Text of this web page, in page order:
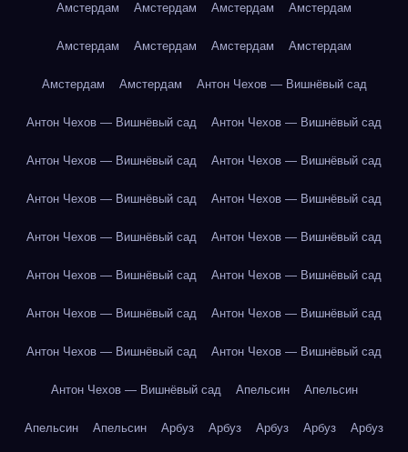
Амстердам Амстердам Амстердам Амстердам
Амстердам Амстердам Амстердам Амстердам
Амстердам Амстердам Антон Чехов — Вишнёвый сад
Антон Чехов — Вишнёвый сад Антон Чехов — Вишнёвый сад
Антон Чехов — Вишнёвый сад Антон Чехов — Вишнёвый сад
Антон Чехов — Вишнёвый сад Антон Чехов — Вишнёвый сад
Антон Чехов — Вишнёвый сад Антон Чехов — Вишнёвый сад
Антон Чехов — Вишнёвый сад Антон Чехов — Вишнёвый сад
Антон Чехов — Вишнёвый сад Антон Чехов — Вишнёвый сад
Антон Чехов — Вишнёвый сад Антон Чехов — Вишнёвый сад
Антон Чехов — Вишнёвый сад Апельсин Апельсин
Апельсин Апельсин Арбуз Арбуз Арбуз Арбуз Арбуз